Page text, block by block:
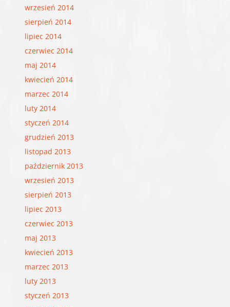
wrzesień 2014
sierpień 2014
lipiec 2014
czerwiec 2014
maj 2014
kwiecień 2014
marzec 2014
luty 2014
styczeń 2014
grudzień 2013
listopad 2013
październik 2013
wrzesień 2013
sierpień 2013
lipiec 2013
czerwiec 2013
maj 2013
kwiecień 2013
marzec 2013
luty 2013
styczeń 2013